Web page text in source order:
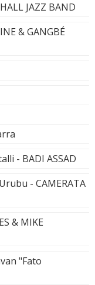
JAZZ BAND
& GANGBÉ
- BADI ASSAD
- CAMERATA
& MIKE
"Fato